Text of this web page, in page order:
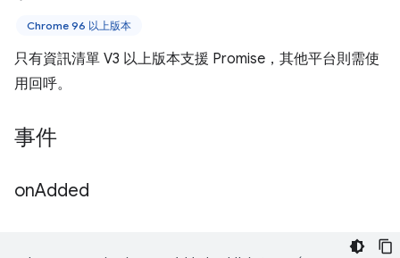
Chrome 96 以上版本
只有資訊清單 V3 以上版本支援 Promise，其他平台則需使
用回呼。
事件
onAdded